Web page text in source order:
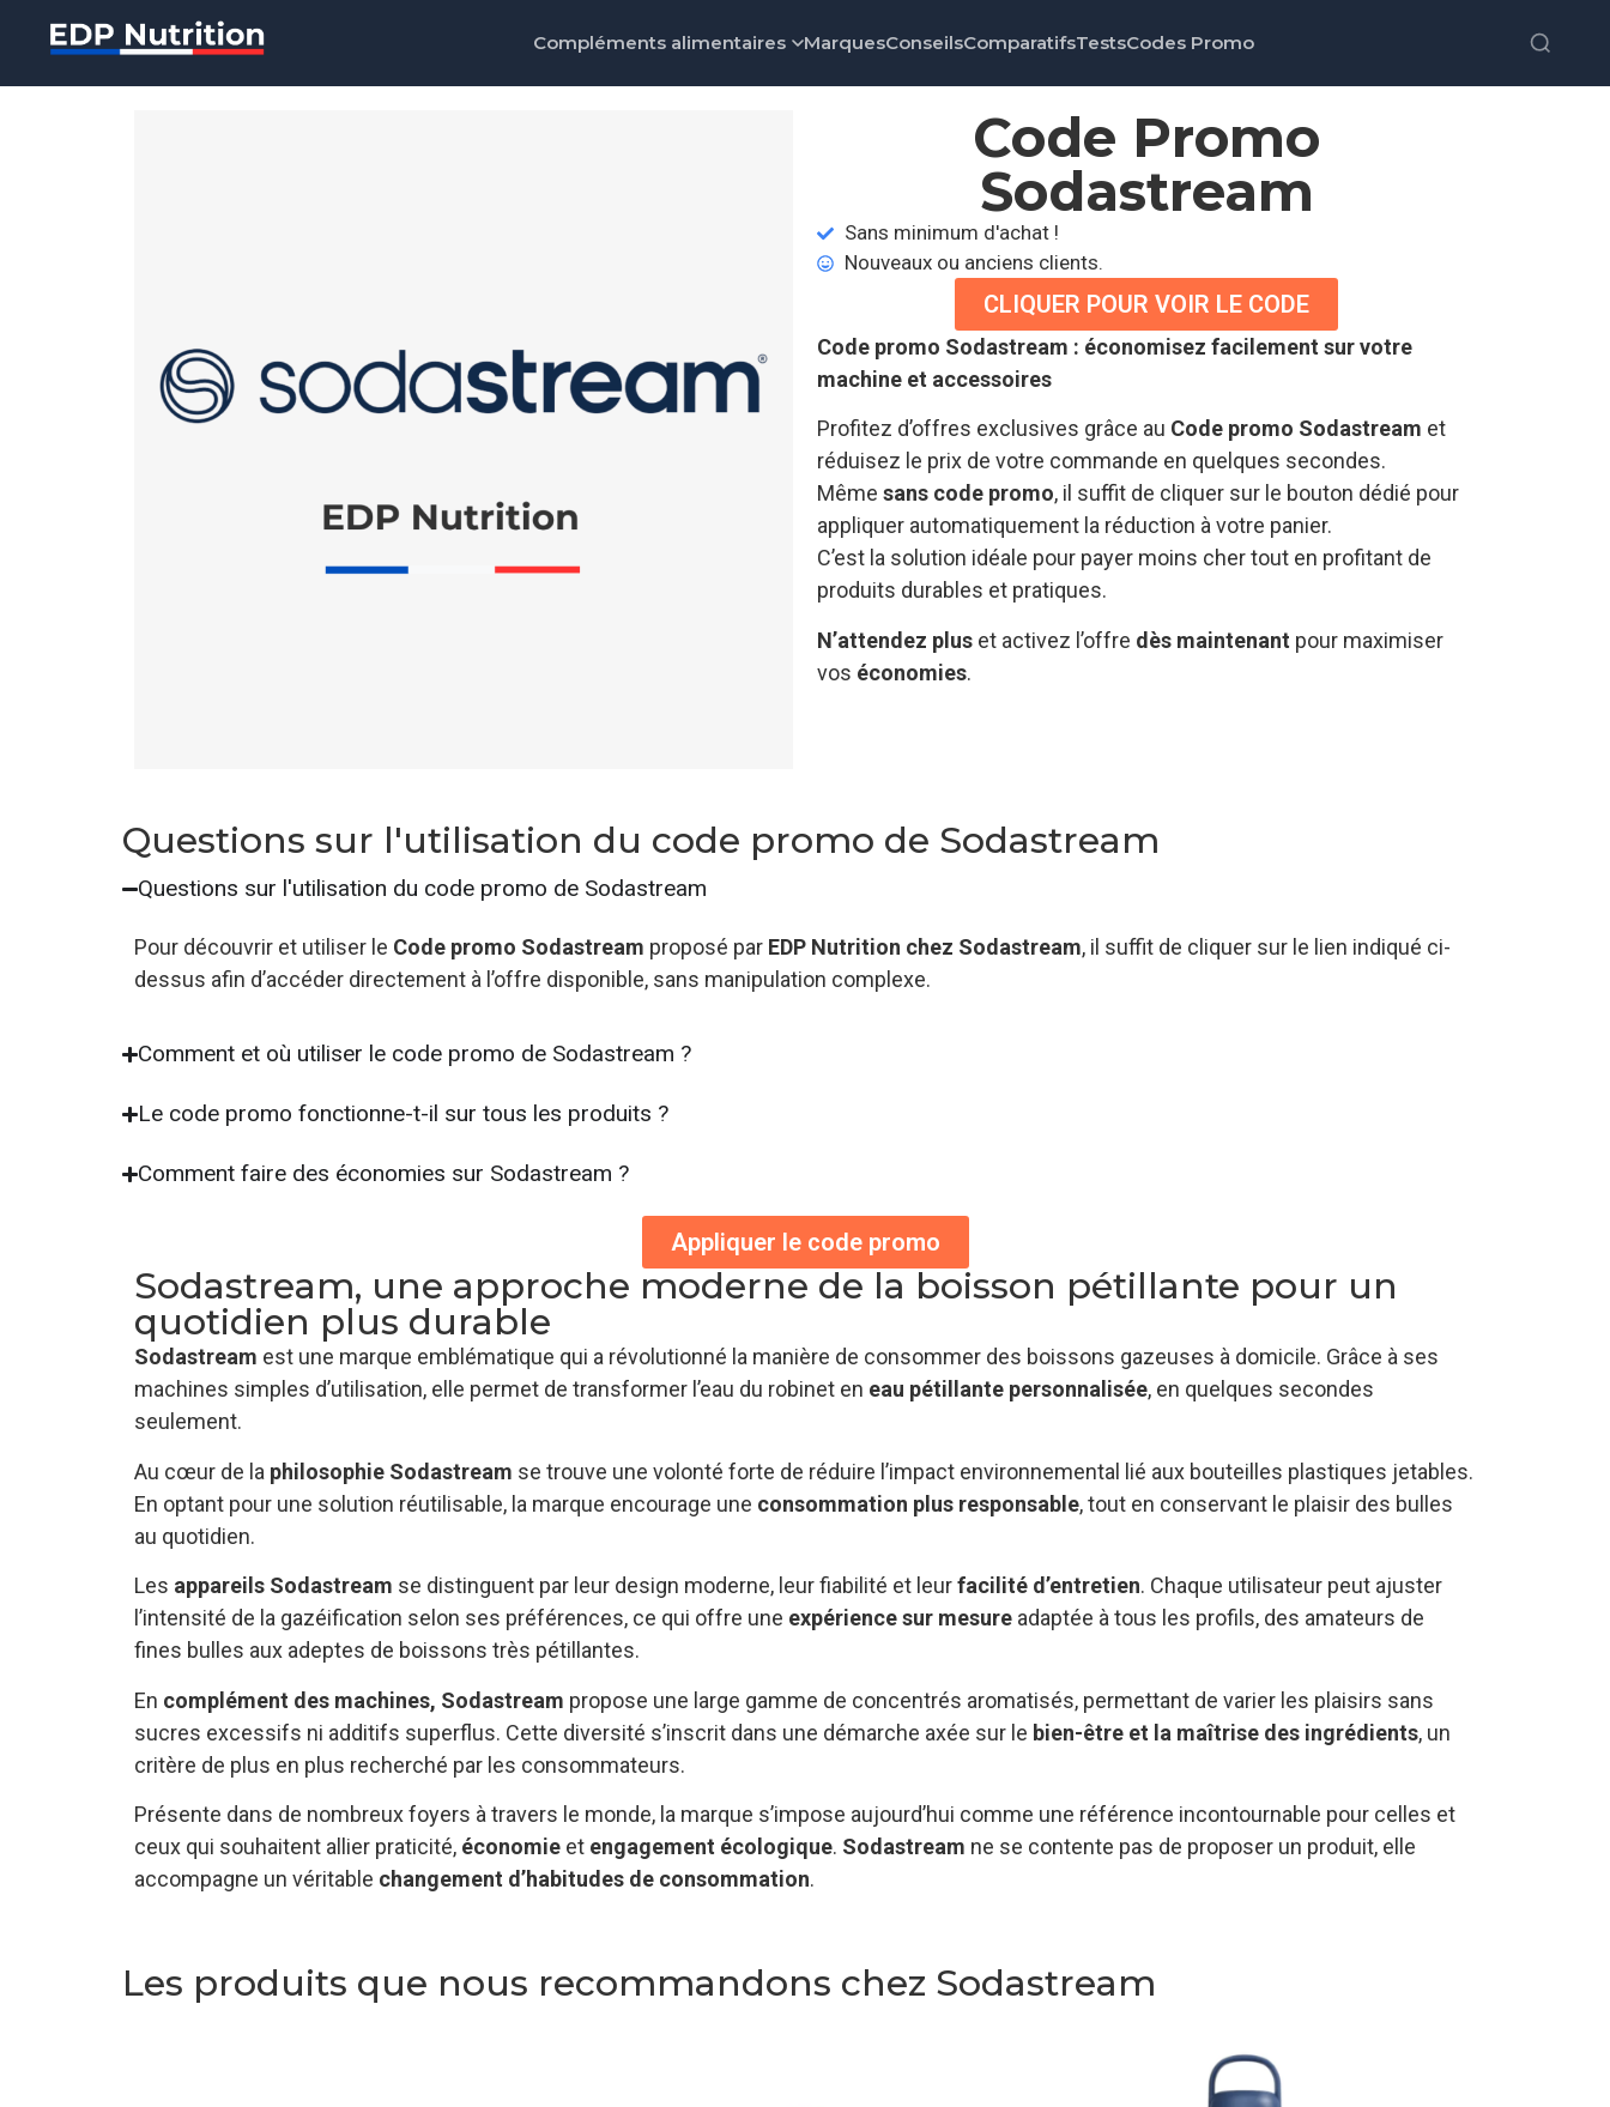
Compléments alimentaires MarquesConseilsComparatifsTestsCodes Promo
Code Promo
Sodastream
Sans minimum d'achat !
Nouveaux ou anciens clients.
CLIQUER POUR VOIR LE CODE
Code promo Sodastream : économisez facilement sur votre
machine et accessoires
Profitez d’offres exclusives grâce au Code promo Sodastream et
réduisez le prix de votre commande en quelques secondes.
Même sans code promo, il suffit de cliquer sur le bouton dédié pour
appliquer automatiquement la réduction à votre panier.
C’est la solution idéale pour payer moins cher tout en profitant de
produits durables et pratiques.
N’attendez plus et activez l’offre dès maintenant pour maximiser
vos économies.
Questions sur l'utilisation du code promo de Sodastream
Questions sur l'utilisation du code promo de Sodastream
Pour découvrir et utiliser le Code promo Sodastream proposé par EDP Nutrition chez Sodastream, il suffit de cliquer sur le lien indiqué ci-
dessus afin d’accéder directement à l’offre disponible, sans manipulation complexe.
Comment et où utiliser le code promo de Sodastream ?
Le code promo fonctionne-t-il sur tous les produits ?
Comment faire des économies sur Sodastream ?
Appliquer le code promo
Sodastream, une approche moderne de la boisson pétillante pour un
quotidien plus durable
Sodastream est une marque emblématique qui a révolutionné la manière de consommer des boissons gazeuses à domicile. Grâce à ses
machines simples d’utilisation, elle permet de transformer l’eau du robinet en eau pétillante personnalisée, en quelques secondes
seulement.
Au cœur de la philosophie Sodastream se trouve une volonté forte de réduire l’impact environnemental lié aux bouteilles plastiques jetables.
En optant pour une solution réutilisable, la marque encourage une consommation plus responsable, tout en conservant le plaisir des bulles
au quotidien.
Les appareils Sodastream se distinguent par leur design moderne, leur fiabilité et leurfacilité d’entretien. Chaque utilisateur peut ajuster
l’intensité de la gazéification selon ses préférences, ce qui offre une expérience sur mesure adaptée à tous les profils, des amateurs de
fines bulles aux adeptes de boissons très pétillantes.
En complément des machines, Sodastream propose une large gamme de concentrés aromatisés, permettant de varier les plaisirs sans
sucres excessifs ni additifs superflus. Cette diversité s’inscrit dans une démarche axée sur le bien-être et la maîtrise des ingrédients, un
critère de plus en plus recherché par les consommateurs.
Présente dans de nombreux foyers à travers le monde, la marque s’impose aujourd’hui comme une référence incontournable pour celles et
ceux qui souhaitent allier praticité, économie et engagement écologique. Sodastream ne se contente pas de proposer un produit, elle
accompagne un véritable changement d’habitudes de consommation.
Les produits que nous recommandons chez Sodastream